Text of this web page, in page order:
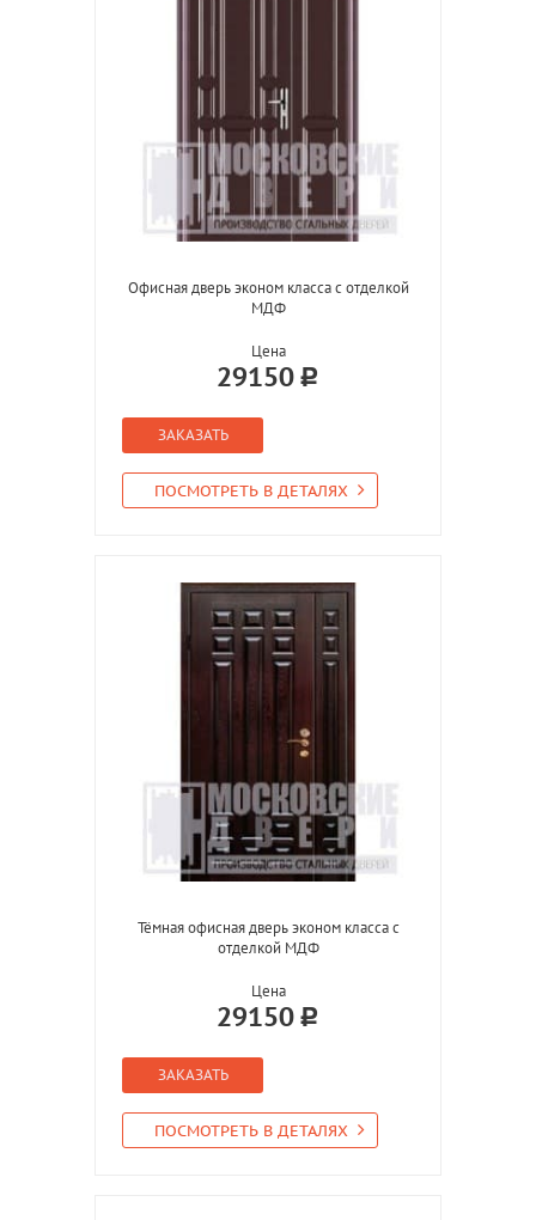
Офисная дверь эконом класса с отделкой
МДФ
Цена
29150
ЗАКАЗАТЬ
ПОСМОТРЕТЬ В ДЕТАЛЯХ
Тёмная офисная дверь эконом класса с
отделкой МДФ
Цена
29150
ЗАКАЗАТЬ
ПОСМОТРЕТЬ В ДЕТАЛЯХ